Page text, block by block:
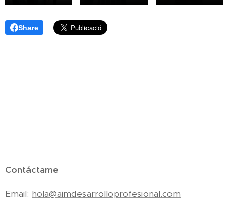
Share
Contáctame
Email: hola@aimdesarrolloprofesional.com